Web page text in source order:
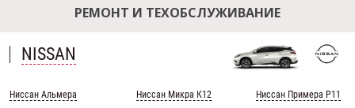
РЕМОНТ И ТЕХОБСЛУЖИВАНИЕ
NISSAN
Ниссан Альмера Ниссан Микра К12 Ниссан Примера Р11